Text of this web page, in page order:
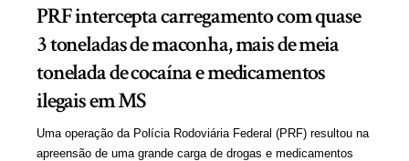
PRF intercepta carregamento com quase
3 toneladas de maconha, mais de meia
tonelada de cocaína e medicamentos
ilegais em MS
Uma operação da Polícia Rodoviária Federal (PRF) resultou na
apreensão de uma grande carga de drogas e medicamentos